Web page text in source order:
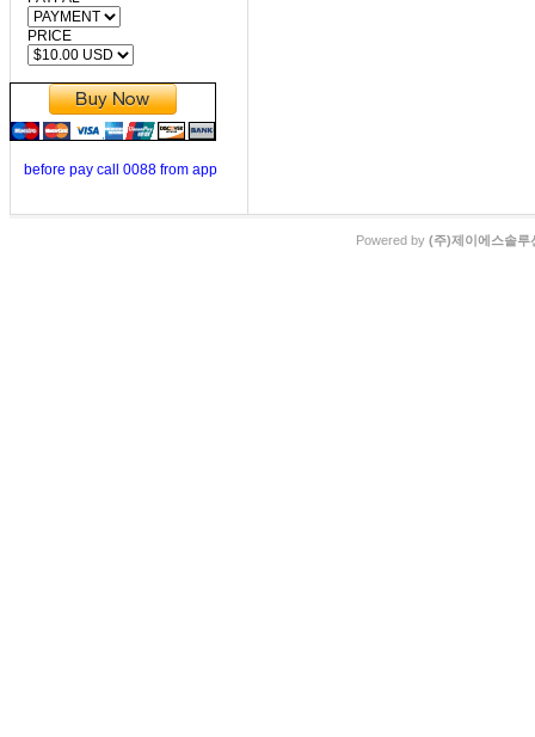
PRICE
before pay call 0088 from app
Powered by (주)제이에스솔루